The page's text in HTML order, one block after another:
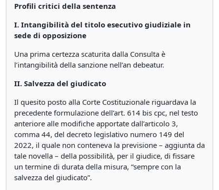
Profili critici della sentenza
I. Intangibilità del titolo esecutivo giudiziale in
sede di opposizione
Una prima certezza scaturita dalla Consulta è
l’intangibilità della sanzione nell’an debeatur.
II. Salvezza del giudicato
Il quesito posto alla Corte Costituzionale riguardava la
precedente formulazione dell’art. 614 bis cpc, nel testo
anteriore alle modifiche apportate dall’articolo 3,
comma 44, del decreto legislativo numero 149 del
2022, il quale non conteneva la previsione – aggiunta da
tale novella – della possibilità, per il giudice, di fissare
un termine di durata della misura, “sempre con la
salvezza del giudicato”.